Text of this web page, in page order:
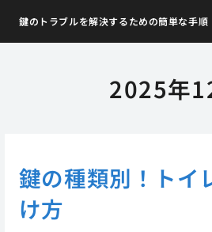
鍵のトラブルを解決するための簡単な手順
2025年
鍵の種類別！トイ
け方